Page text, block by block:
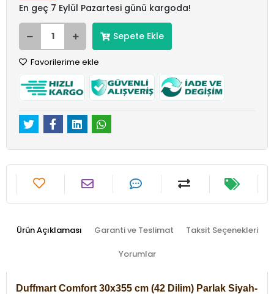
En geç 7 Eylül Pazartesi günü kargoda!
Sepete Ekle
Favorilerime ekle
Ürün Açıklaması Garanti ve Teslimat Taksit Seçenekleri
Yorumlar
Duffmart Comfort 30x355 cm (42 Dilim) Parlak Siyah-